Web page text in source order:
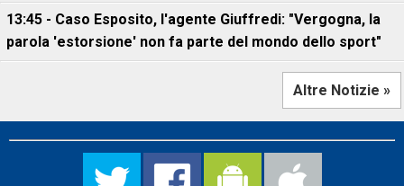
13:45 - Caso Esposito, l'agente Giuffredi: "Vergogna, la
parola 'estorsione' non fa parte del mondo dello sport"
Altre Notizie »